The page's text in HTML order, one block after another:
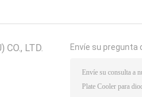
CO., LTD. Envíe su